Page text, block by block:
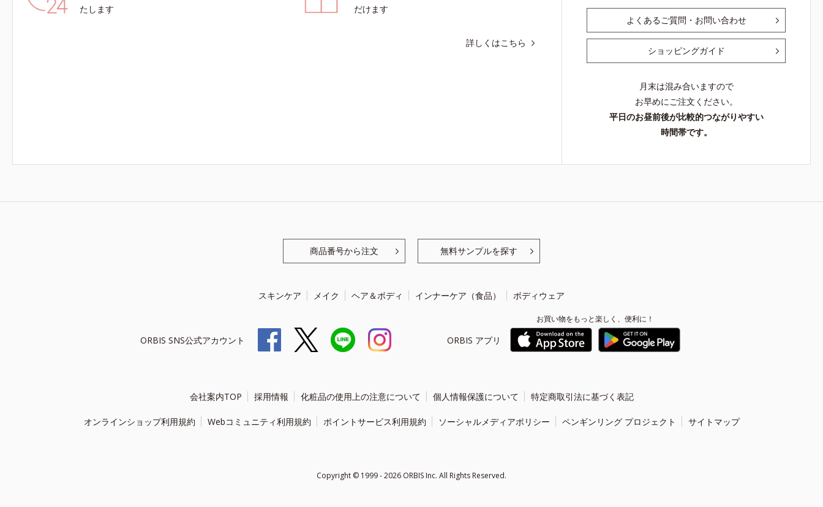
たします
だけます
詳しくはこちら
よくあるご質問・お問い合わせ
ショッピングガイド
月末は混み合いますので
お早めにご注文ください。
平日のお昼前後が比較的つながりやすい
時間帯です。
商品番号から注文 無料サンプルを探す
スキンケア メイク ヘア＆ボディ インナーケア（食品） ボディウェア
ORBIS SNS公式アカウント ORBIS アプリ
お買い物をもっと楽しく、便利に！
会社案内TOP 採用情報 化粧品の使用上の注意について 個人情報保護について 特定商取引法に基づく表記
オンラインショップ利用規約 Webコミュニティ利用規約 ポイントサービス利用規約 ソーシャルメディアポリシー ペンギンリング プロジェクト サイトマップ
Copyright © 1999 - 2026 ORBIS Inc. All Rights Reserved.